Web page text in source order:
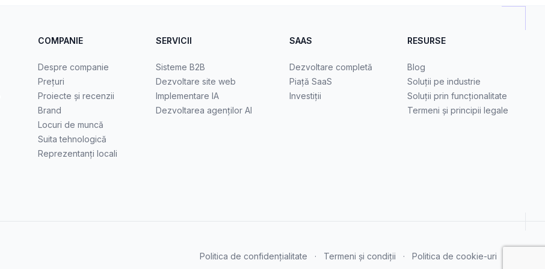
COMPANIE
Despre companie
Prețuri
Proiecte și recenzii
Brand
Locuri de muncă
Suita tehnologică
Reprezentanți locali
SERVICII
Sisteme B2B
Dezvoltare site web
Implementare IA
Dezvoltarea agenților AI
SAAS
Dezvoltare completă
Piață SaaS
Investiții
RESURSE
Blog
Soluții pe industrie
Soluții prin funcționalitate
Termeni și principii legale
Politica de confidențialitate · Termeni și condiții · Politica de cookie-uri